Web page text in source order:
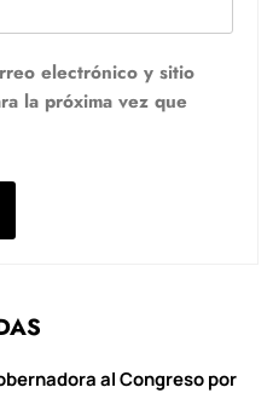
electrónico y sitio
la próxima vez que
al Congreso por